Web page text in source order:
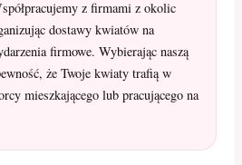
z firmami z okolic
dostawy kwiatów na
firmowe. Wybierając naszą
że Twoje kwiaty trafią w
mieszkającego lub pracującego na